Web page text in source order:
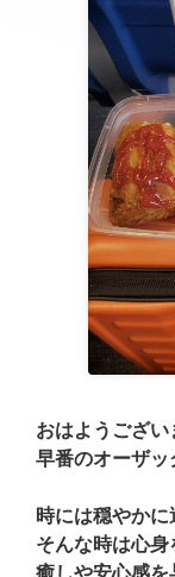
おはようござい
早番のオーザッ
時には穏やか
そんな時は心